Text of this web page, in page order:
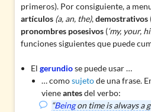
primeros). Por consiguiente, a
artículos (a, an, the),demostrativos
pronombres posesivos(‘my, your,
funciones siguientes que puede
Elgerundiose puede usar …
… comosujetode una frase.
vieneantesdel verbo:
“Beingon time is always a